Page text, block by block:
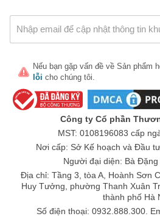
Nếu bạn gặp vấn đề về Sản phẩm
lỗi cho chúng tôi.
Công ty Cổ phần
MST: 0108196083 cấp
Nơi cấp: Sở Kế hoạch và Đầu
Người đại diện: Bà
Địa chỉ: Tầng 3, tòa A, Hoành Sơn
Huy Tưởng, phường Thanh Xuân
thành phố Hà
Số điện thoại: 0932.888.300.